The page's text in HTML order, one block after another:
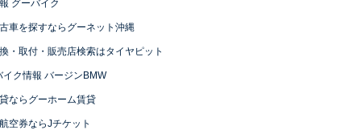
グーバイク
車を探すならグーネット沖縄
・取付・販売店検索はタイヤピット
イク情報 バージンBMW
ならグーホーム賃貸
空券ならJチケット